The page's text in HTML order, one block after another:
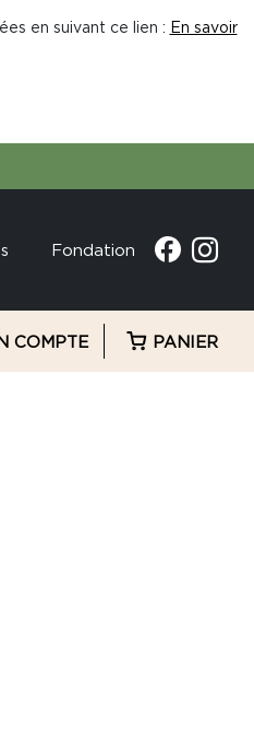
en suivant ce lien : En savoir
Fondation
COMPTE PANIER